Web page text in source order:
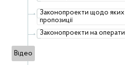
Законопроекти щодо яких
пропозиції
Законопроекти на
Відео